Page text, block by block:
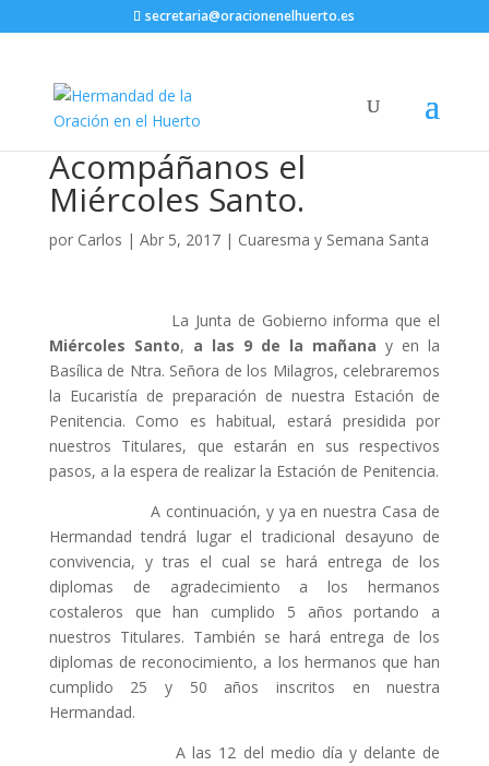
secretaria@oracionenelhuerto.es
Acompáñanos el
Miércoles Santo.
por Carlos | Abr 5, 2017| Cuaresma y Semana Santa
La Junta de Gobierno informa que el
Miércoles Santo, a las 9 de la mañana y en la
Basílica de Ntra. Señora de los Milagros, celebraremos
la Eucaristía de preparación de nuestra Estación de
Penitencia. Como es habitual, estará presidida por
nuestros Titulares, que estarán en sus respectivos
pasos, a la espera de realizar la Estación de Penitencia.
A continuación, y ya en nuestra Casa de
Hermandad tendrá lugar el tradicional desayuno de
convivencia, y tras el cual se hará entrega de los
diplomas de agradecimiento a los hermanos
costaleros que han cumplido 5 años portando a
nuestros Titulares. También se hará entrega de los
diplomas de reconocimiento, a los hermanos que han
cumplido 25 y 50 años inscritos en nuestra
Hermandad.
A las 12 del medio día y delante de